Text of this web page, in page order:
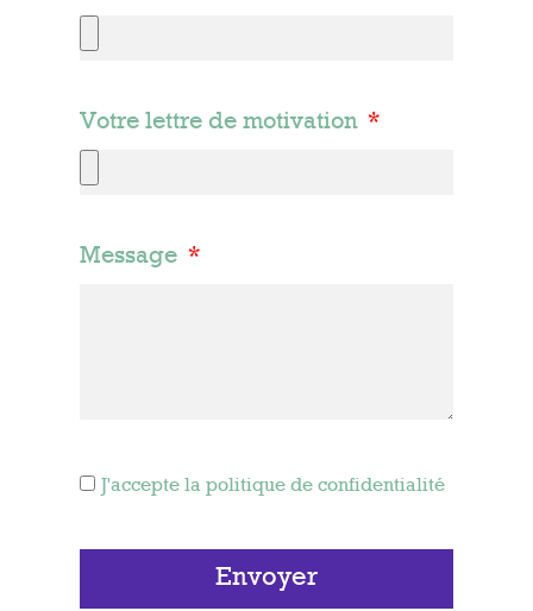
Votre lettre de motivation
Message
J'accepte la politique de confidentialité
Envoyer